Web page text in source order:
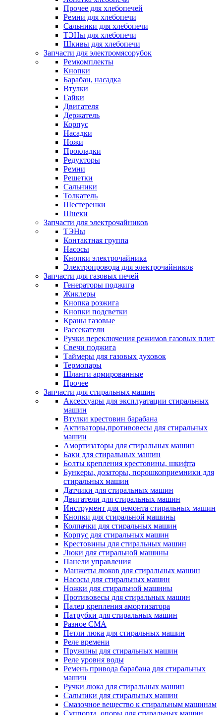
Прочее для хлебопечей
Ремни для хлебопечи
Сальники для хлебопечи
ТЭНы для хлебопечи
Шкивы для хлебопечи
Запчасти для электромясорубок
Ремкомплекты
Кнопки
Барабан, насадка
Втулки
Гайки
Двигателя
Держатель
Корпус
Насадки
Ножи
Прокладки
Редукторы
Ремни
Решетки
Сальники
Толкатель
Шестеренки
Шнеки
Запчасти для электрочайников
ТЭНы
Контактная группа
Насосы
Кнопки электрочайника
Электропровода для электрочайников
Запчасти для газовых печей
Генераторы поджига
Жиклеры
Кнопка розжига
Кнопки подсветки
Краны газовые
Рассекатели
Ручки переключения режимов газовых плит
Свечи поджига
Таймеры для газовых духовок
Термопары
Шланги армированные
Прочее
Запчасти для стиральных машин
Аксессуары для эксплуатации стиральных
машин
Втулки крестовин барабана
Активаторы,противовесы для стиральных
машин
Амортизаторы для стиральных машин
Баки для стиральных машин
Болты крепления крестовины, шкифта
Бункеры, дозаторы, порошкоприемники для
стиральных машин
Датчики для стиральных машин
Двигатели для стиральных машин
Инструмент для ремонта стиральных машин
Кнопки для стиральной машины
Колпачки для стиральных машин
Корпус для стиральных машин
Крестовины для стиральных машин
Люки для стиральной машины
Панели управления
Манжеты люков для стиральных машин
Насосы для стиральных машин
Ножки для стиральной машины
Противовесы для стиральных машин
Палец крепления амортизатора
Патрубки для стиральных машин
Разное СМА
Петли люка для стиральных машин
Реле времени
Пружины для стиральных машин
Реле уровня воды
Ремень привода барабана для стиральных
машин
Ручки люка для стиральных машин
Сальники для стиральных машин
Смазочное вещество к стиральным машинам
Суппорта, опоры для стиральных машин